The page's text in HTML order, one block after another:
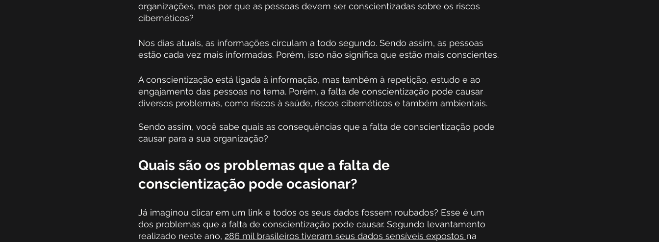
organizações, mas por que as pessoas devem ser conscientizadas sobre os riscos
cibernéticos?
Nos dias atuais, as informações circulam a todo segundo. Sendo assim, as pessoas
estão cada vez mais informadas. Porém, isso não significa que estão mais conscientes.
A conscientização está ligada à informação, mas também à repetição, estudo e ao
engajamento das pessoas no tema. Porém, a falta de conscientização pode causar
diversos problemas, como riscos à saúde, riscos cibernéticos e também ambientais.
Sendo assim, você sabe quais as consequências que a falta de conscientização pode
causar para a sua organização?
Quais são os problemas que a falta de
conscientização pode ocasionar?
Já imaginou clicar em um link e todos os seus dados fossem roubados? Esse é um
dos problemas que a falta de conscientização pode causar. Segundo levantamento
realizado neste ano, 286 mil brasileiros tiveram seus dados sensíveis expostos na